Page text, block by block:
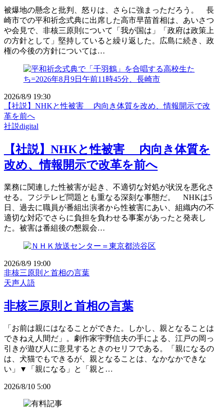
被爆地の懸念と批判、怒りは、さらに強まっただろう。 長
崎市での平和祈念式典に出席した高市早苗首相は、あいさつ
や会見で、非核三原則について「我が国は」「政府は政策上
の方針として」堅持していると繰り返した。広島に続き、政
権の今後の方針については…
2026/8/9 19:30
【社説】NHKと性被害 内向き体質を改め、情報開示で改
革を前へ
社説digital
【社説】NHKと性被害 内向き体質を
改め、情報開示で改革を前へ
業務に関連した性被害が起き、不適切な対処が状況を悪化さ
せる。フジテレビ問題とも重なる深刻な事態だ。 NHKは5
日、過去に職員が番組出演者から性被害にあい、組織内の不
適切な対応でさらに負担を負わせる事案があったと発表し
た。被害は番組後の懇親会…
2026/8/9 19:00
非核三原則と首相の言葉
天声人語
非核三原則と首相の言葉
「お前は親にはなることができた。しかし、親となることは
できねえ人間だ」。劇作家宇野信夫の手による、江戸の岡っ
引きが遊び人に意見するときのセリフである。「親になるの
は、犬猫でもできるが、親となることは、なかなかできな
い」▼「親になる」と「親と…
2026/8/10 5:00